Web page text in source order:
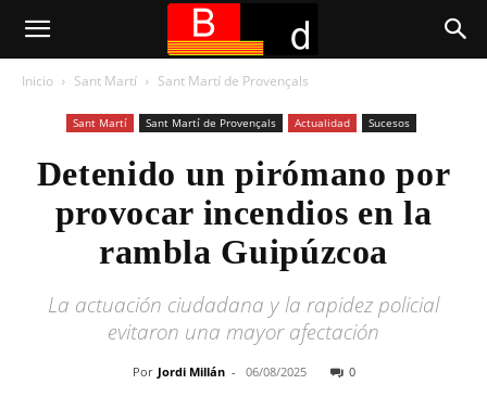
Inicio Sant Martí Sant Martí de Provençals
Sant Martí Sant Martí de Provençals Actualidad Sucesos
Detenido un pirómano por
provocar incendios en la
rambla Guipúzcoa
La actuación ciudadana y la rapidez policial
evitaron una mayor afectación
Por Jordi Millán - 06/08/2025 0